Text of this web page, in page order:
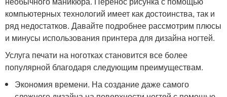
компьютерных технологий имеет как достоинства, так и
ряд недостатков. Давайте подробнее рассмотрим плюсы
и минусы использования принтера для дизайна ногтей.
Услуга печати на ноготках становится все более
популярной благодаря следующим преимуществам.
Экономия времени. На создание даже самого